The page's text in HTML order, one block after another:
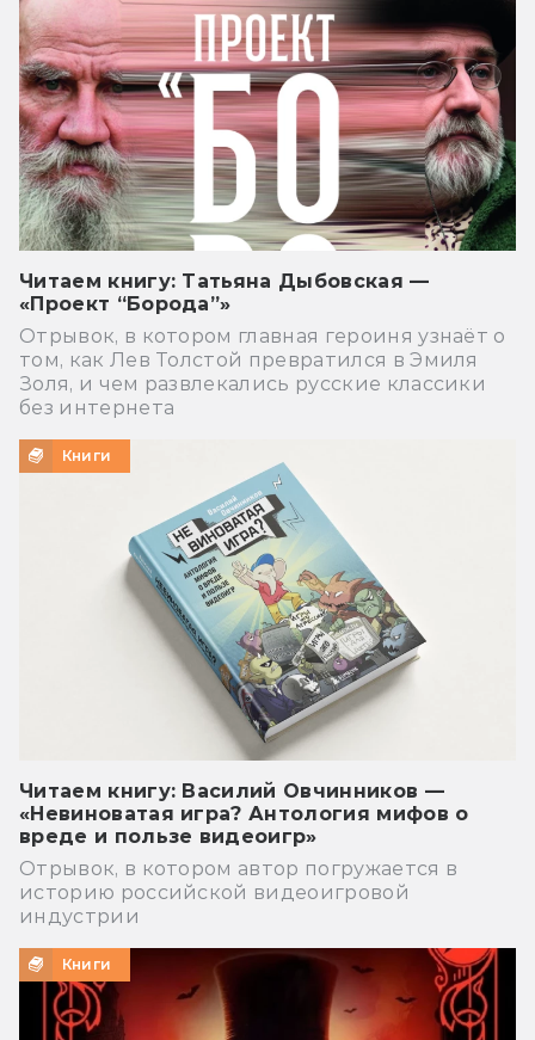
Читаем книгу: Татьяна Дыбовская —
«Проект “Борода”»
Отрывок, в котором главная героиня узнаёт о
том, как Лев Толстой превратился в Эмиля
Золя, и чем развлекались русские классики
без интернета
Книги
Читаем книгу: Василий Овчинников —
«Невиноватая игра? Антология мифов о
вреде и пользе видеоигр»
Отрывок, в котором автор погружается в
историю российской видеоигровой
индустрии
Книги